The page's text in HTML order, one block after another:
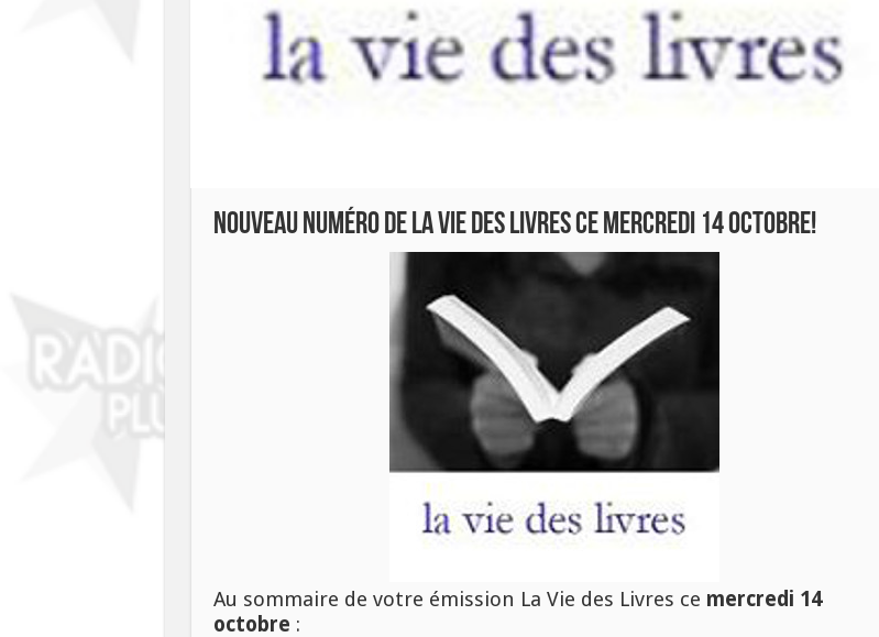
Nouveau numéro de La Vie des Livres ce mercredi 14 octobre!
Au sommaire de votre émission La Vie des Livres ce mercredi 14
octobre :